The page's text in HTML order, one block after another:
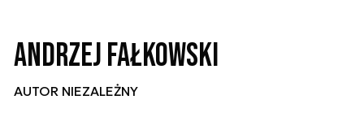
Andrzej Fałkowski
AUTOR NIEZALEŻNY